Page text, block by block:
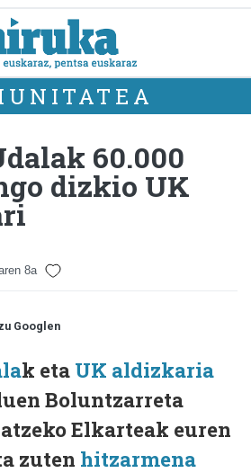
60.000
dizkio UK
8a
Googlen
k eta UK aldizkaria
Boluntzarreta
Elkarteak euren
zuten hitzarmena